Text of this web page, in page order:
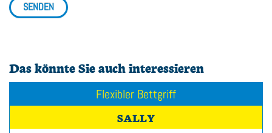
SENDEN
Das könnte Sie auch interessieren
Leichte Greifzange
FALKE